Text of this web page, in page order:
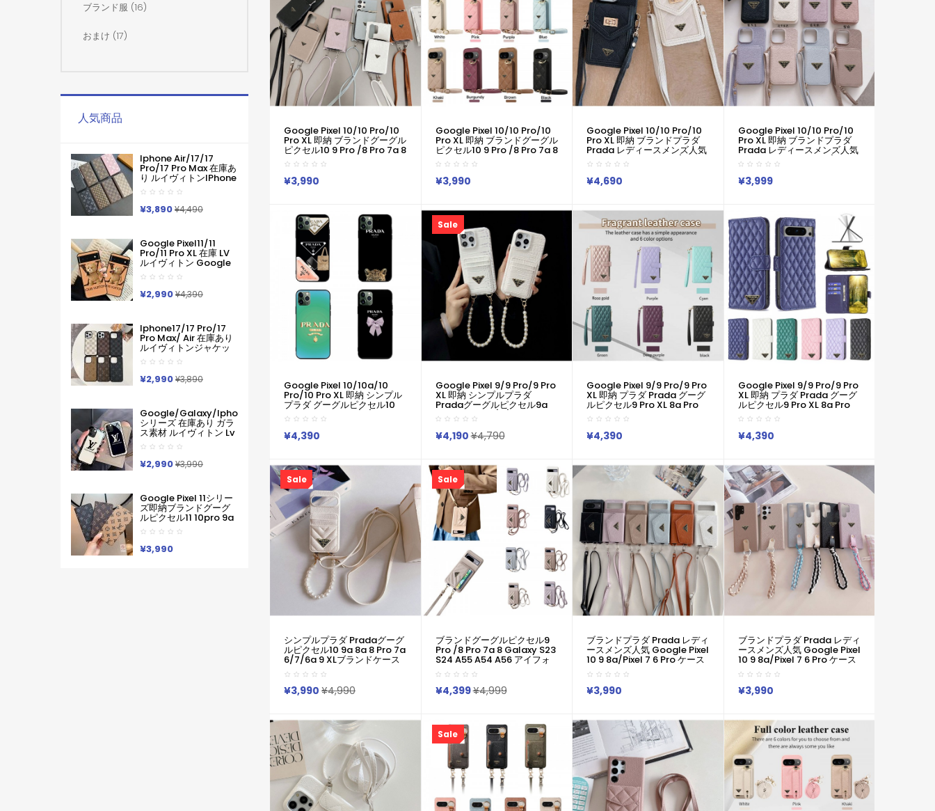
ブランド服 (16)
おまけ (17)
人気商品
Iphone Air/17/17
Pro/17 Pro Max 在庫あ
り ルイヴィトンiPhone
Air 17pro Max 16 15
Pro Maxケース手帳型
ブランドグッチカード
入れ IPhone17 16 15 14
Iphone11 12 13 14 手帳
型ケース メンズ本革製
スマホケース アイフォ
ン15 14 13 Pro Max 手
帳 携帯ケース
¥3,890¥4,490
Google Pixel11/11
Pro/11 Pro XL 在庫 LV
ルイヴィトン Google
Pixel 11 10 Pro 9a 6 7a
8 9pro Iphone 16 17
Pro Max Galaxy S26
ケースハイブランド フ
番プリント ルイヴィト
ンGooglePixel6 Pixel7
Pixel8 9グーグ熊柄ル
ピクセル スマホケース
軽い 薄い ハードケース
Pixelなど全機種対応
¥2,990¥4,390
Iphone17/17 Pro/17
Pro Max/ Air 在庫あり
ルイヴィトンジャケッ
ト型モノグラムダミエ
アイホンケース17 16 15
14 Pro Max 15 Plus 激
安革製メンズレディー
Max 16 15 Pro Maxケー
スカバー
¥2,990¥3,890
Google/galaxy/iphone
シリーズ 在庫あり ガラ
ス素材 ルイヴィトン Lv
Google Pixel 10a 10
Pro Xl 9a 8 7 Galaxy
A36 S26 Ultra S25 ア
イフォン17 Pro Max 16
ースサムソン ギャラク
シー S26 S25s24 S23
Ultraケース ルイヴィト
ン Lv ブランド レディー
ス男性女性 Google
¥2,990¥3,990
Google Pixel 11シリー
ズ即納ブランドグーグ
ルピクセル11 10pro 9a
8 Pro 7a 9proXL 手帳
型GalaxyS25 S26 S24
A55 A54 A53 アイフォ
ン16 15 18 17ケースルイ
¥3,990
Google Pixel 10/10 Pro/10
Pro XL 即納 ブランドグーグル
ピクセル10 9 Pro /8 Pro 7a 8
Galaxy S25 S24 A55 A54
A56 アイフォン 17 16 15 14ケ
ース プラダ Prada コピー
Pixel 10 9 8 Pro 6/7/6a
Pro 9a 10ケースギャラクシー
S25 S24 S23 S22 S20+
Ultraケース男女兼用
¥3,990
Google Pixel 10/10 Pro/10
Pro XL 即納 ブランドグーグル
ピクセル10 9 Pro /8 Pro 7a 8
Galaxy S25 S24 A55 A54
A56 アイフォン 17 16 15 14ケ
ース プラダ Prada コピー
Pixel 10 9 8 Pro 6/7/6a
PradaギャラクシーS25 S24
S23 S22 S20+ Ultraケース
¥3,990
Google Pixel 10/10 Pro/10
Pro XL 即納 ブランドプラダ
Prada レディースメンズ人気
Google Pixel 10 9 8a/Pixel
7 6 Pro ケース プラダ Prada
グーグル Pixel 10 8 9a/Pixel
7 Pro Iphone 14 15 16 17 Pro
Samsung S23 Ultra S24
S25カバー 耐衝撃 軽量
¥4,690
Google Pixel 10/10 Pro/10
Pro XL 即納 ブランドプラダ
Prada レディースメンズ人気
Google Pixel 10 9 8a/Pixel
7 6 Pro ケース プラダ Prada
グーグル Pixel 10 8 9a/Pixel
7 Pro Iphone 14 15 16 17 Pro
S25カバー 耐衝撃 軽量
¥3,999
Google Pixel 10/10a/10
Pro/10 Pro XL 即納 シンプル
プラダ グーグルピクセル10
9a 8a 8 Pro 7a 6/7/6a 9 XL
ブランドケースプラダ 定番ロ
ゴ デザインケース Pradaアイ
フォン17 16 15 Xperia 1vii
A36 Google Pixel 10 Pro 9
8a 7 6 ケース革製ファッショ
ン潮流男女兼用人気
Iphone/Galaxy/Xperia/Google
Pixelなど全機種対応
¥4,390
Sale
Google Pixel 9/9 Pro/9 Pro
XL 即納 シンプルプラダ
Pradaグーグルピクセル9a
8a 8 Pro 7a 6/7/6a 9 XLブ
ランドケースプラダ Pradaア
イフォン16 15 Xperia 1vi 10v
Iv ギャラクシーa55 A54 A56
ース革製ファッション潮流男
女兼用人気
Iphone/Galaxy/Xperia/Google
Pixelなど全機種対応
¥4,190¥4,790
Google Pixel 9/9 Pro/9 Pro
XL 即納 プラダ Prada グーグ
ルピクセル9 Pro XL 8a Pro
XL 7a アイフォン16 15 17エク
スぺリア1 Vi 10v サムソンs25
S24 S23 Note20ケース ブラ
ンド Galaxy A55 A54 A56
¥4,390
Google Pixel 9/9 Pro/9 Pro
XL 即納 プラダ Prada グーグ
ルピクセル9 Pro XL 8a Pro
XL 7a アイフォン16 15 17エク
スぺリア1 Vi 10v サムソンs25
S24 S23 Note20ケース ブラ
ンド Galaxy A55 A54 A56
Pradaピクセル 8a Pro 7a
6/7/6a/9a ブランドケース
Iphone17 16 15/14/13 保護カ
バー男女兼用
¥4,390
Sale
シンプルプラダ Pradaグーグ
ルピクセル10 9a 8a 8 Pro 7a
6/7/6a 9 XLブランドケース
プラダ Pradaアイフォン16 15
Xperia 1vi 10v Iv ギャラクシ
ーa55 A54 A51 Google
Pixel 6 7 8a 9 Proケース革製
気
Iphone/Galaxy/Xperia/Google
Pixelなど全機種対応
¥3,990 ¥4,990
Sale
ブランドグーグルピクセル9
Pro /8 Pro 7a 8 Galaxy S23
S24 A55 A54 A56 アイフォ
ン16 15 14ケース プラダ
Prada コピーPixel 9 8 Pro
6/7/6a Xperia 1v 10viケース
プラダ Prada Google Pixel
S20+ Ultraケース男女兼用
Samsung Galaxy S25 S24
S23 S22ケース
¥4,399¥4,999
ブランドプラダ Prada レディ
ースメンズ人気 Google Pixel
10 9 8a/Pixel 7 6 Pro ケース
プラダ Prada グーグル Pixel
10 8 9a/Pixel 7 Pro Iphone
14 15 16 17 Pro Max Xperia 1
Vi 10 Iii Iv V Samsung S23
軽量 シンプル おしゃれ かわ
いい
Iphone/Galaxy/Google
Pixelなど全機種対応
¥3,990
ブランドプラダ Prada レディ
ースメンズ人気 Google Pixel
10 9 8a/Pixel 7 6 Pro ケース
プラダ Prada グーグル Pixel
10 8 9a/Pixel 7 Pro Iphone
17 15 16 14 Pro Max Air
Xperia 1 Vii 10 Iii Iv V
S23カバー トライアングルロ
ゴ×取り外し可能 編みストラ
ップ ケース！
¥3,990
Sale